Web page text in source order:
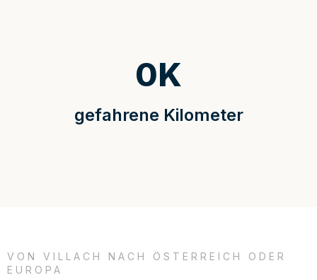
gefahrene Kilometer
0K
VON VILLACH NACH ÖSTERREICH ODER
EUROPA